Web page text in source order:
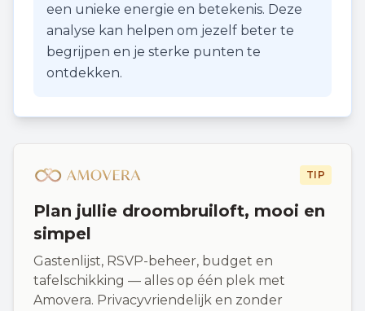
een unieke energie en betekenis. Deze
analyse kan helpen om jezelf beter te
begrijpen en je sterke punten te
ontdekken.
TIP
Plan jullie droombruiloft, mooi en
simpel
Gastenlijst, RSVP-beheer, budget en
tafelschikking — alles op één plek met
Amovera. Privacyvriendelijk en zonder